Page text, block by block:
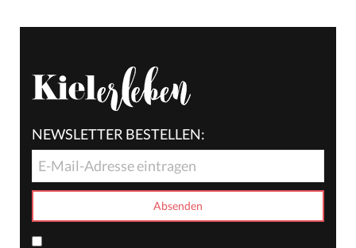
NEWSLETTER BESTELLEN: